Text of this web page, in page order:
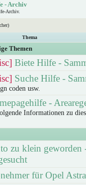
- Archiv
Archiv.
Thema
Themen
Biete Hilfe -
Suche Hilfe -
coden usw.
-
Informationen zu
zu klein geworden
für Opel